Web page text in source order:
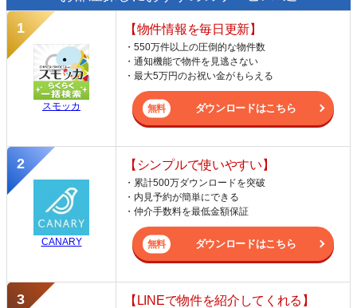
スモッカ
【物件情報を毎日更新】
・550万件以上の圧倒的な物件数
・通知機能で物件を見逃さない
・最大5万円のお祝い金がもらえる
ダウンロードはこちら
CANARY
【シンプルで使いやすい】
・累計500万ダウンロードを突破
・内見予約が簡単にできる
・仲介手数料を最低金額保証
ダウンロードはこちら
【LINEで物件を紹介してくれる】